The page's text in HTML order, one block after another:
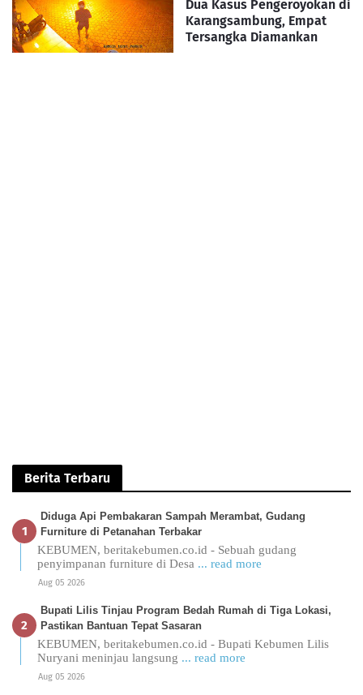
Dua Kasus Pengeroyokan di
Karangsambung, Empat
Tersangka Diamankan
Berita Terbaru
Diduga Api Pembakaran Sampah Merambat, Gudang
Furniture di Petanahan Terbakar
KEBUMEN, beritakebumen.co.id - Sebuah gudang
penyimpanan furniture di Desa ... read more
Aug 05 2026
Bupati Lilis Tinjau Program Bedah Rumah di Tiga Lokasi,
Pastikan Bantuan Tepat Sasaran
KEBUMEN, beritakebumen.co.id - Bupati Kebumen Lilis
Nuryani meninjau langsung ... read more
Aug 05 2026